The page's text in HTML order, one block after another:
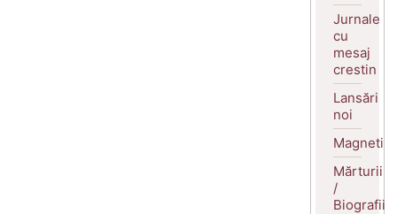
Jurnale
cu
mesaj
crestin
Lansări
noi
Magneti
Mărturii
/
Biografii